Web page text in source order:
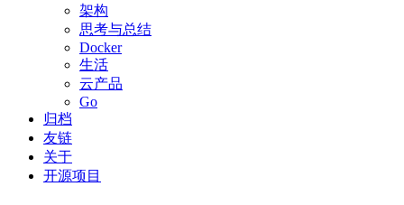
架构
思考与总结
Docker
生活
云产品
Go
归档
友链
关于
开源项目